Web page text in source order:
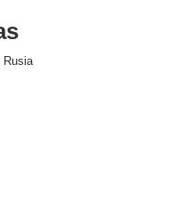
Rusia